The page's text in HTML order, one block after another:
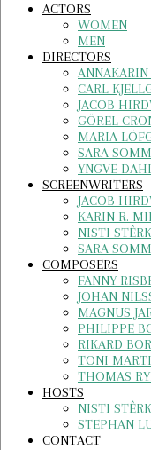
ACTORS
WOMEN
MEN
DIRECTORS
CARL
JACOB
GÖREL
MARIA
SARA
YNGVE
SCREENWRITERS
JACOB
KARIN R.
NISTI STÊRK
SARA
COMPOSERS
FANNY
JOHAN
MAGNUS
PHILIPPE
RIKARD
TONI
THOMAS
HOSTS
NISTI STÊRK
STEPHAN
CONTACT